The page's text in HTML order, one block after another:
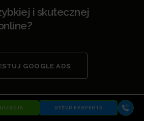
i skutecznej
GOOGLE ADS
DYŻUR EKSPERTA